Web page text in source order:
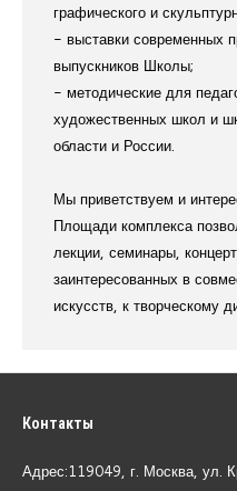
графического и
- выставки современных
выпускников Школы;
- методические для
художественных школ и
области и России.
Мы приветствуем и
Площади комплекса
лекции, семинары,
заинтересованных в
искусств, к творческому
Контакты
Адрес:119049, г. Москва, ул.